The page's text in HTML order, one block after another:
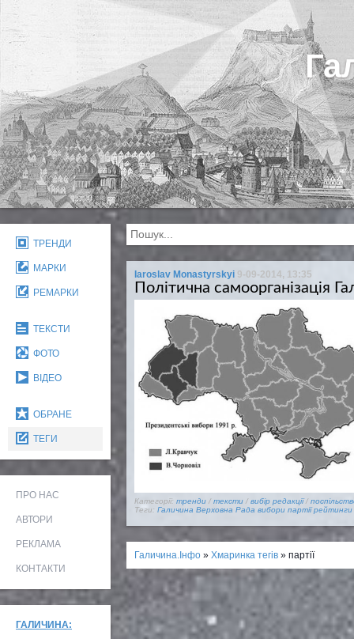
ТРЕНДИ
МАРКИ
РЕМАРКИ
ТЕКСТИ
ФОТО
ВІДЕО
ОБРАНЕ
ТЕГИ
ПРО НАС
АВТОРИ
РЕКЛАМА
КОНТАКТИ
ГАЛИЧИНА:
Iaroslav Monastyrskyi 9-09-2014, 13:35
Політична самоорганізація
Категорії: тренди / тексти / вибір редакції/
Теги: Галичина Верховна Рада вибори партії рейтинги
Галичина.Інфо » Хмаринка тегів » партії